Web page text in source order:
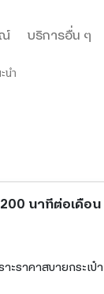
บริการอื่น ๆ
นำ
นาทีต่อเดือน
ะราคาสบายกระเป๋า